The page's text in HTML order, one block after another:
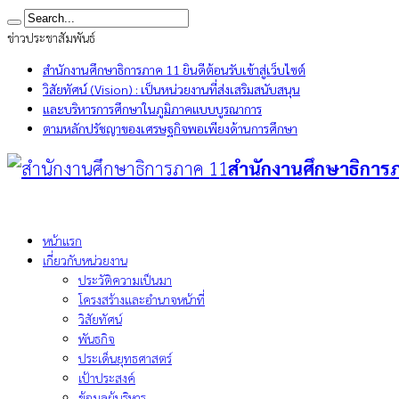
ข่าวประชาสัมพันธ์
สำนักงานศึกษาธิการภาค 11 ยินดีต้อนรับเข้าสู่เว็บไซต์
วิสัยทัศน์ (Vision) : เป็นหน่วยงานที่ส่งเสริมสนับสนุน
และบริหารการศึกษาในภูมิภาคแบบบูรณาการ
ตามหลักปรัชญาของเศรษฐกิจพอเพียงด้านการศึกษา
สำนักงานศึกษาธิการ
หน้าแรก
เกี่ยวกับหน่วยงาน
ประวัติความเป็นมา
โครงสร้างและอำนาจหน้าที่
วิสัยทัศน์
พันธกิจ
ประเด็นยุทธศาสตร์
เป้าประสงค์